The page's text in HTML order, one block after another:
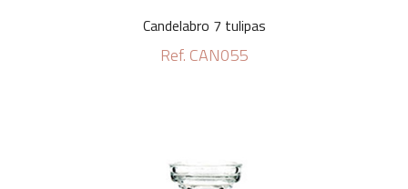
Candelabro 7 tulipas
Ref. CAN055